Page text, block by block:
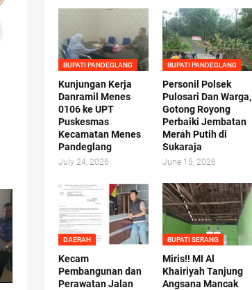
BUPATI PANDEGLANG
Kunjungan Kerja
Danramil Menes
0106 ke UPT
Puskesmas
Kecamatan Menes
Pandeglang
July 24, 2026
BUPATI PANDEGLANG
Personil Polsek
Pulosari Dan Warga,
Gotong Royong
Perbaiki Jembatan
Merah Putih di
Sukaraja
June 15, 2026
DAERAH
Kecam
Pembangunan dan
Perawatan Jalan
BUPATI SERANG
Miris!! MI Al
Khairiyah Tanjung
Angsana Mancak